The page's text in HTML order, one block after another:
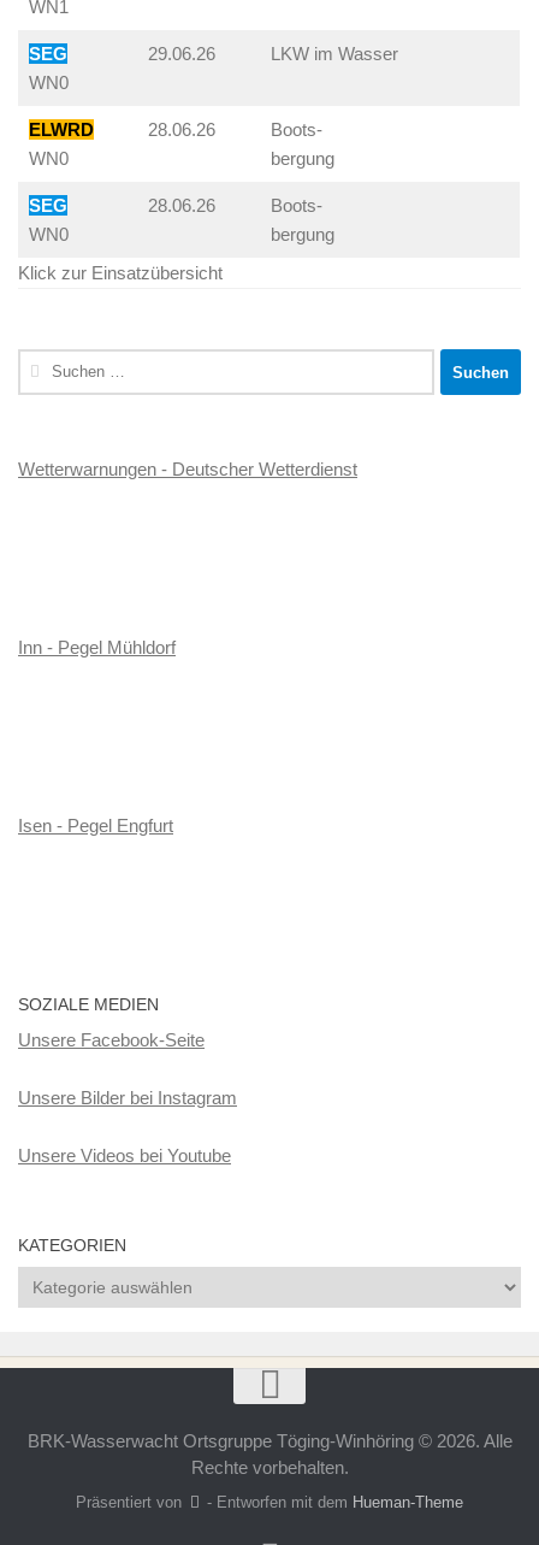
WN1
SEG
WN0
29.06.26 LKW im Wasser
ELWRD
WN0
28.06.26
Boots-
bergung
SEG
WN0
28.06.26
Boots-
bergung
Klick zur Einsatzübersicht
Suchen
nach:
Wetterwarnungen - Deutscher Wetterdienst
Inn - Pegel Mühldorf
Isen - Pegel Engfurt
SOZIALE MEDIEN
Unsere Facebook-Seite
Unsere Bilder bei Instagram
Unsere Videos bei Youtube
KATEGORIEN
Kategorien
BRK-Wasserwacht Ortsgruppe Töging-Winhöring © 2026. Alle
Rechte vorbehalten.
Präsentiert von - Entworfen mit dem Hueman-Theme